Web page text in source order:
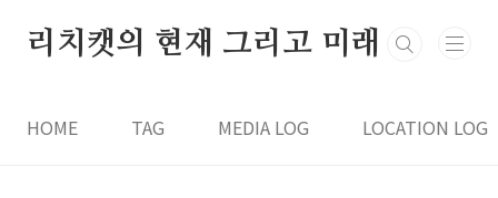
리치캣의 현재 그리고 미래
HOME TAG MEDIA LOG LOCATION LOG